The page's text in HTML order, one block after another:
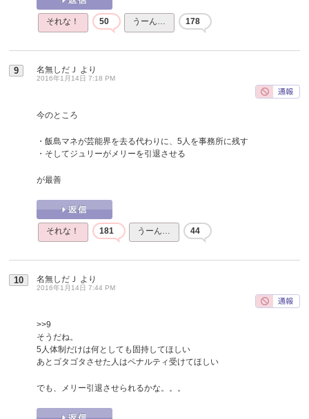
それな！ 50 うーん… 178
9 名無しだＪ より
2016年1月14日 7:18 PM
今のところ
・飯島マネが芸能界を去る代わりに、5人を事務所に残す
・そしてジュリーがメリーを引退させる
が最善
それな！ 181 うーん… 44
10 名無しだＪ より
2016年1月14日 7:44 PM
>>9
そうだね。
5人体制だけは何としても固持してほしい
あとゴタゴタさせた人はペナルティ受けてほしい
でも、メリー引退させられるかな。。。